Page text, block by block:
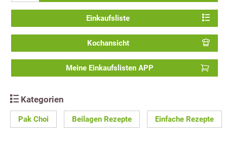
Einkaufsliste
Kochansicht
Meine Einkaufslisten APP
Kategorien
Pak Choi Beilagen Rezepte Einfache Rezepte